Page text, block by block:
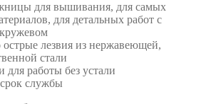
для вышивания, для самых
для детальных работ с
лезвия из нержавеющей,
стали
для работы без устали
службы